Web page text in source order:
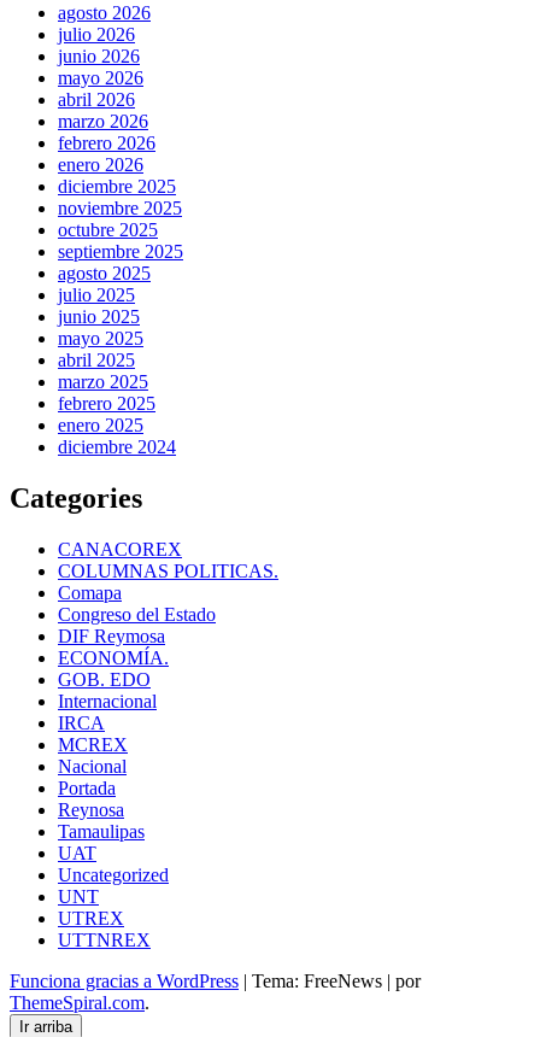
agosto 2026
julio 2026
junio 2026
mayo 2026
abril 2026
marzo 2026
febrero 2026
enero 2026
diciembre 2025
noviembre 2025
octubre 2025
septiembre 2025
agosto 2025
julio 2025
junio 2025
mayo 2025
abril 2025
marzo 2025
febrero 2025
enero 2025
diciembre 2024
Categories
CANACOREX
COLUMNAS POLITICAS.
Comapa
Congreso del Estado
DIF Reymosa
ECONOMÍA.
GOB. EDO
Internacional
IRCA
MCREX
Nacional
Portada
Reynosa
Tamaulipas
UAT
Uncategorized
UNT
UTREX
UTTNREX
Funciona gracias a WordPress | Tema: FreeNews | por
ThemeSpiral.com.
Ir arriba